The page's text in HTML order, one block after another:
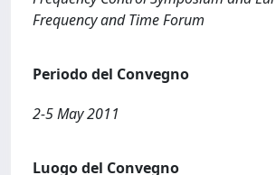
Frequency and Time Forum
Periodo del Convegno
2-5 May 2011
Luogo del Convegno